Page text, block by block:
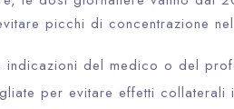
picchi di concentrazione nel
del medico o del
per evitare effetti collaterali